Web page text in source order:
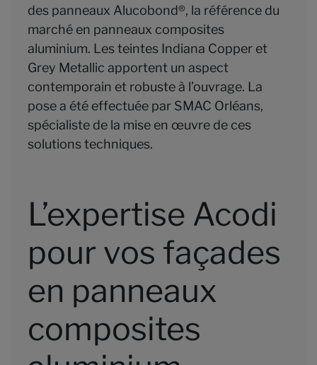
des panneaux Alucobond®, la référence du
marché en panneaux composites
aluminium. Les teintes Indiana Copper et
Grey Metallic apportent un aspect
contemporain et robuste à l’ouvrage. La
pose a été effectuée par SMAC Orléans,
spécialiste de la mise en œuvre de ces
solutions techniques.
L’expertise Acodi
pour vos façades
en panneaux
composites